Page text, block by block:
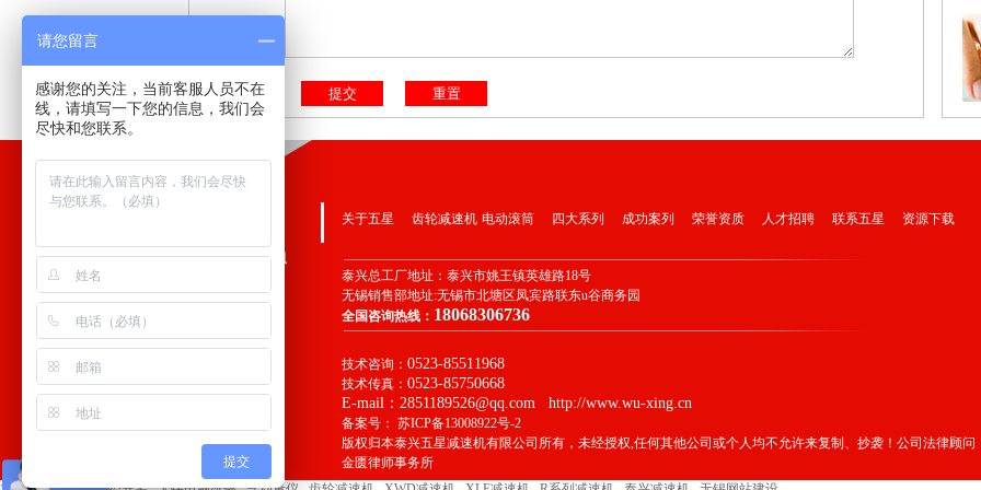
关于五星 齿轮减速机 电动滚筒 四大系列 成功案列 荣誉资质 人才招聘 联系五星 资源下载
泰兴总工厂地址： 泰兴市姚王镇英雄路18号
无锡销售部地址:无锡市北塘区凤宾路联东u谷商务园
全国咨询热线： 18068306736
技术咨询： 0523-85511968
技术传真： 0523-85750668
E-mail：2851189526@qq.com http://www.wu-xing.cn
备案号： 苏ICP备13008922号-2
版权归本泰兴五星减速机有限公司所有，未经授权,任何其他公司或个人均不允许来复制、抄袭！公司法律顾问
金匮律师事务所
请您留言
感谢您的关注，当前客服人员不在
线，请填写一下您的信息，我们会
尽快和您联系。
提交